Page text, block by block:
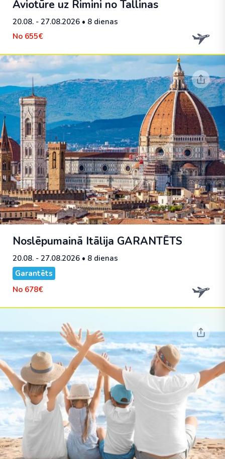
Aviotūre uz Rimini no Tallinas
20.08. - 27.08.2026 • 8 dienas
No 655€
Noslēpumainā Itālija GARANTĒTS
20.08. - 27.08.2026 • 8 dienas
Garantēts
No 678€